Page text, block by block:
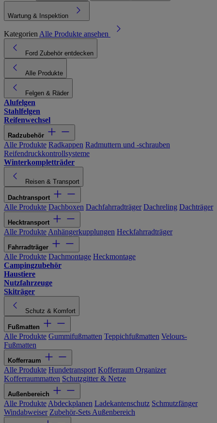
Wartung & Inspektion
Kategorien Alle Produkte ansehen
Ford Zubehör entdecken
Alle Produkte
Felgen & Räder
Alufelgen
Stahlfelgen
Reifenwechsel
Radzubehör
Alle Produkte Radkappen Radmuttern und -schrauben
Reifendruckkontrollsysteme
Winterkompletträder
Reisen & Transport
Dachtransport
Alle Produkte Dachboxen Dachfahrradträger Dachreling Dachträger
Hecktransport
Alle Produkte Anhängerkupplungen Heckfahrradträger
Fahrradträger
Alle Produkte Dachmontage Heckmontage
Campingzubehör
Haustiere
Nutzfahrzeuge
Skiträger
Schutz & Komfort
Fußmatten
Alle Produkte Gummifußmatten Teppichfußmatten Velours-
Fußmatten
Kofferraum
Alle Produkte Hundetransport Kofferraum Organizer
Kofferraummatten Schutzgitter & Netze
Außenbereich
Alle Produkte Abdeckplanen Ladekantenschutz Schmutzfänger
Windabweiser Zubehör-Sets Außenbereich